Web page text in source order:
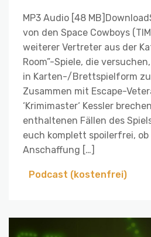
MP3 Audio [48
von den Space Cowboys
weiterer Vertreter aus der
Room”-Spiele, die
in Karten-/Brettspielform zu
Zusammen mit Escape-
‘Krimimaster‘ Kessler
enthaltenen Fällen des
euch komplett spoilerfrei, ob
Anschaffung […]
Podcast (kostenfrei)